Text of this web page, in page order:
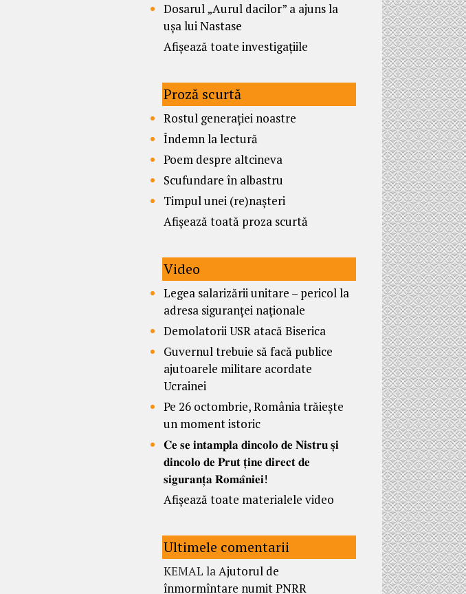
Dosarul „Aurul dacilor” a ajuns la
ușa lui Nastase
Afișează toate investigațiile
Proză scurtă
Rostul generației noastre
Îndemn la lectură
Poem despre altcineva
Scufundare în albastru
Timpul unei (re)nașteri
Afișează toată proza scurtă
Video
Legea salarizării unitare – pericol la
adresa siguranței naționale
Demolatorii USR atacă Biserica
Guvernul trebuie să facă publice
ajutoarele militare acordate
Ucrainei
Pe 26 octombrie, România trăiește
un moment istoric
𝐂𝐞 𝐬𝐞 𝐢𝐧𝐭𝐚𝐦𝐩𝐥𝐚 𝐝𝐢𝐧𝐜𝐨𝐥𝐨 𝐝𝐞 𝐍𝐢𝐬𝐭𝐫𝐮 𝐬̦𝐢
𝐝𝐢𝐧𝐜𝐨𝐥𝐨 𝐝𝐞 𝐏𝐫𝐮𝐭 𝐭̦𝐢𝐧𝐞 𝐝𝐢𝐫𝐞𝐜𝐭 𝐝𝐞
𝐬𝐢𝐠𝐮𝐫𝐚𝐧𝐭̦𝐚 𝐑𝐨𝐦𝐚̂𝐧𝐢𝐞𝐢!
Afișează toate materialele video
Ultimele comentarii
KEMAL laAjutorul de
înmormîntare numit PNRR